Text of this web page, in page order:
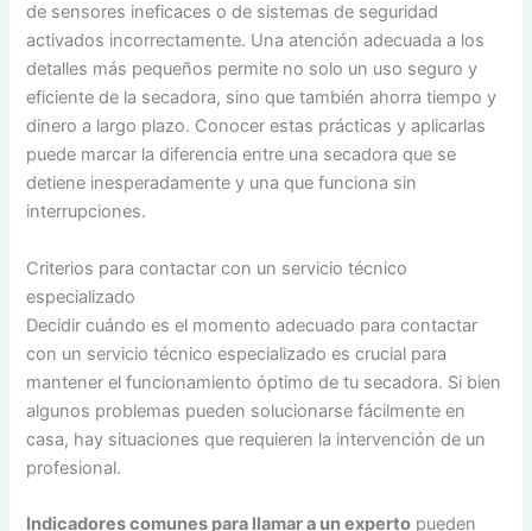
de sensores ineficaces o de sistemas de seguridad
activados incorrectamente. Una atención adecuada a los
detalles más pequeños permite no solo un uso seguro y
eficiente de la secadora, sino que también ahorra tiempo y
dinero a largo plazo. Conocer estas prácticas y aplicarlas
puede marcar la diferencia entre una secadora que se
detiene inesperadamente y una que funciona sin
interrupciones.
Criterios para contactar con un servicio técnico
especializado
Decidir cuándo es el momento adecuado para contactar
con un servicio técnico especializado es crucial para
mantener el funcionamiento óptimo de tu secadora. Si bien
algunos problemas pueden solucionarse fácilmente en
casa, hay situaciones que requieren la intervención de un
profesional.
Indicadores comunes para llamar a un experto pueden